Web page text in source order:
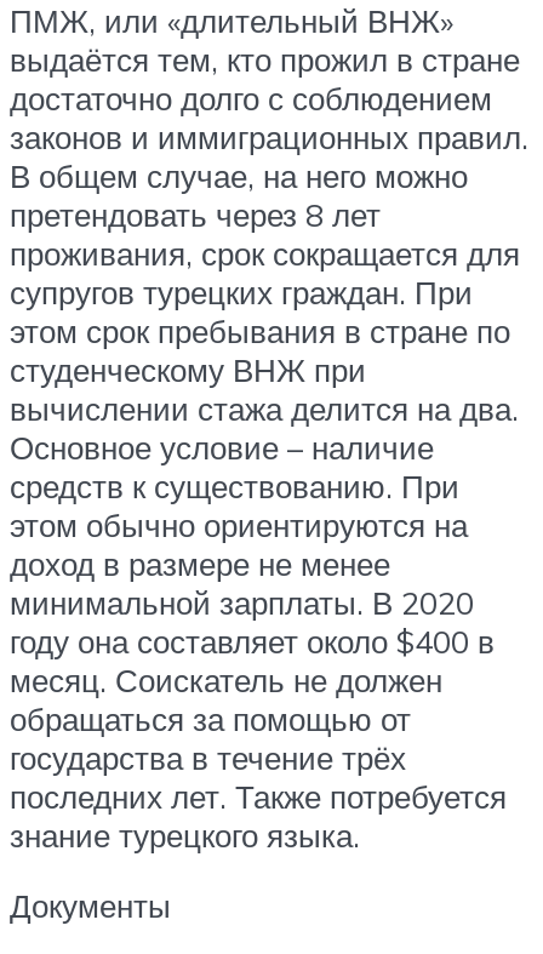
ПМЖ, или «длительный ВНЖ»
выдаётся тем, кто прожил в стране
достаточно долго с соблюдением
законов и иммиграционных правил.
В общем случае, на него можно
претендовать через 8 лет
проживания, срок сокращается для
супругов турецких граждан. При
этом срок пребывания в стране по
студенческому ВНЖ при
вычислении стажа делится на два.
Основное условие – наличие
средств к существованию. При
этом обычно ориентируются на
доход в размере не менее
минимальной зарплаты. В 2020
году она составляет около $400 в
месяц. Соискатель не должен
обращаться за помощью от
государства в течение трёх
последних лет. Также потребуется
знание турецкого языка.
Документы